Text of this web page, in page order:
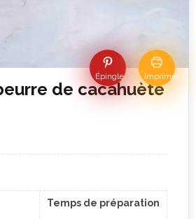
Épingle Imprimer
de cacahuète
Temps de préparation